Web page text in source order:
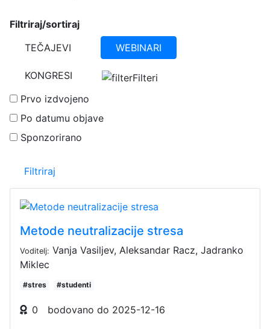
Filtriraj/sortiraj
TEČAJEVI
WEBINARI
KONGRESI
Filteri
Prvo izdvojeno
Po datumu objave
Sponzorirano
Filtriraj
Metode neutralizacije stresa
Voditelj: Vanja Vasiljev, Aleksandar Racz, Jadranko
Miklec
#stres #studenti
0 bodovano do 2025-12-16